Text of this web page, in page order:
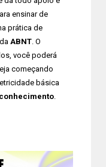
ensinar de
prática de
ABNT. O
você poderá
começando
básica
conhecimento.